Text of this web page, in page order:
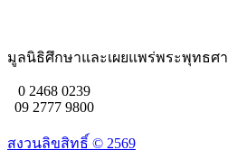
มูลนิธิศึกษาและเผยแพร่พระพุทธศ
0 2468 0239
09 2777 9800
สงวนลิขสิทธิ์ © 2569